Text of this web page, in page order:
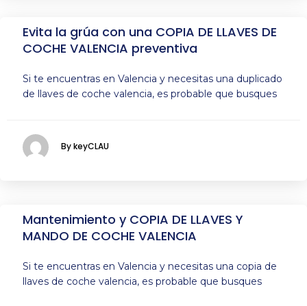
Evita la grúa con una COPIA DE LLAVES DE
COCHE VALENCIA preventiva
Si te encuentras en Valencia y necesitas una duplicado
de llaves de coche valencia, es probable que busques
By keyCLAU
Mantenimiento y COPIA DE LLAVES Y
MANDO DE COCHE VALENCIA
Si te encuentras en Valencia y necesitas una copia de
llaves de coche valencia, es probable que busques